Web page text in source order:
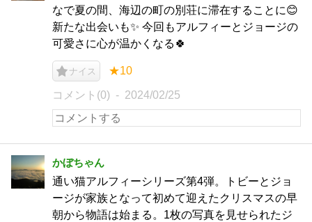
なで夏の間、海辺の町の別荘に滞在することに😊
新たな出会いも✨ 今回もアルフィーとジョージの
可愛さに心が温かくなる🍀
ナイス ★10
コメント(0) 2024/02/25
かぼちゃん
通い猫アルフィーシリーズ第4弾。トビーとジョ
ージが家族となって初めて迎えたクリスマスの早
朝から物語は始まる。1枚の写真を見せられたジ